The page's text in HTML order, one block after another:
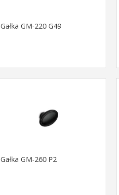
Gałka GM-220 G49
Gałka GM-260 P2